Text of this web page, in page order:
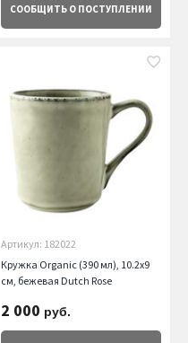
СООБЩИТЬ О ПОСТУПЛЕНИИ
Артикул: 182022
Кружка Organic (390 мл), 10.2х9
см, бежевая Dutch Rose
2 000 руб.